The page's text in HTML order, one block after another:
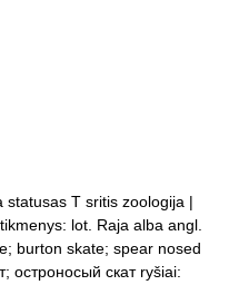
T sritis zoologija |
lot. Raja alba angl.
burton skate; spear nosed
остроносый скат ryšiai: